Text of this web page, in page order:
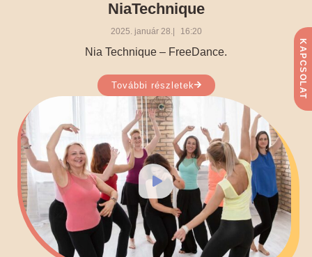
KAPCSOLAT
NiaTechnique
2025. január 28. 16:20
Nia Technique – FreeDance.
További részletek